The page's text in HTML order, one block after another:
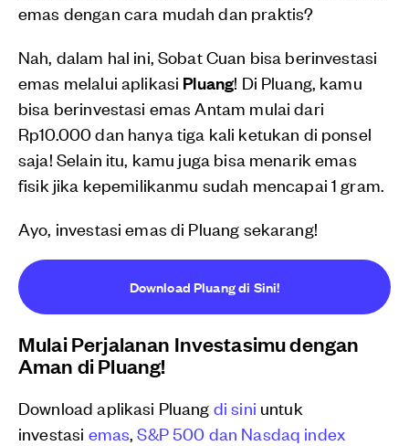
emas dengan cara mudah dan praktis?
Nah, dalam hal ini, Sobat Cuan bisa berinvestasi
emas melalui aplikasi Pluang! Di Pluang, kamu
bisa berinvestasi emas Antam mulai dari
Rp10.000 dan hanya tiga kali ketukan di ponsel
saja! Selain itu, kamu juga bisa menarik emas
fisik jika kepemilikanmu sudah mencapai 1 gram.
Ayo, investasi emas di Pluang sekarang!
Download Pluang di Sini!
Mulai Perjalanan Investasimu dengan
Aman di Pluang!
Download aplikasi Pluang di sini untuk
investasi emas,S&P 500 dan Nasdaq index